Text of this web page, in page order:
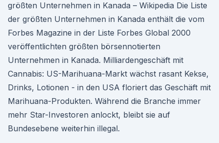
größten Unternehmen in Kanada – Wikipedia Die Liste
der größten Unternehmen in Kanada enthält die vom
Forbes Magazine in der Liste Forbes Global 2000
veröffentlichten größten börsennotierten
Unternehmen in Kanada. Milliardengeschäft mit
Cannabis: US-Marihuana-Markt wächst rasant Kekse,
Drinks, Lotionen - in den USA floriert das Geschäft mit
Marihuana-Produkten. Während die Branche immer
mehr Star-Investoren anlockt, bleibt sie auf
Bundesebene weiterhin illegal.